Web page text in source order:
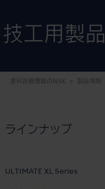
技工用製品
歯科医療機器のNSK 製品情報
ラインナップ
ULTIMATE XL Series